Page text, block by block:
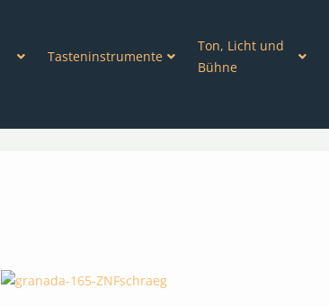
Tasteninstrumente
Ton, Licht und
Bühne